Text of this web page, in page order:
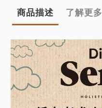
商品描述 了解更多